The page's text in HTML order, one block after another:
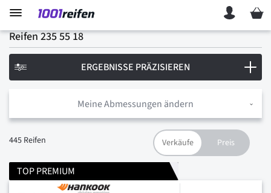
Mein
Reifen 235 55 18
Meine Abmessungen ändern
445 Reifen
TOP PREMIUM
ERGEBNISSE PRÄZISIEREN